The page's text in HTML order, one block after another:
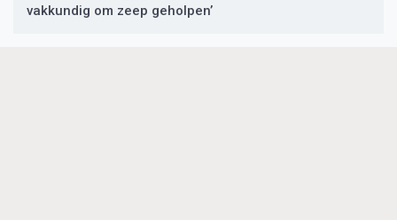
vakkundig om zeep geholpen’